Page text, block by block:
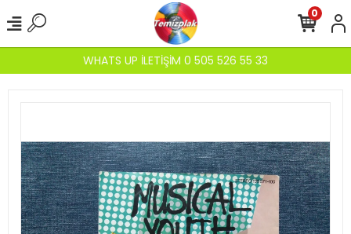
WHATS UP İLETİŞİM 0 505 526 55 33
0